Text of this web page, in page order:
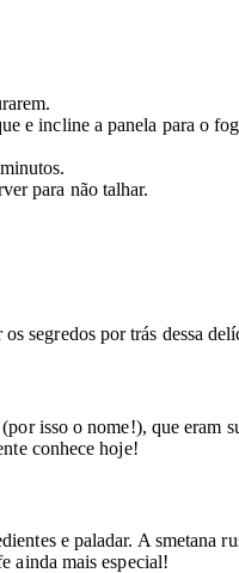
e incline a panela para o
para não talhar.
segredos por trás dessa
isso o nome!), que eram
conhece hoje!
e paladar. A smetana
ainda mais especial!